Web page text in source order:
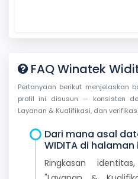
FAQ Winatek
Pertanyaan berikut menjelaskan
profil ini disusun — konsisten
Layanan & Kualifikasi, dan
Dari mana asal
WIDITA di halaman
Ringkasan